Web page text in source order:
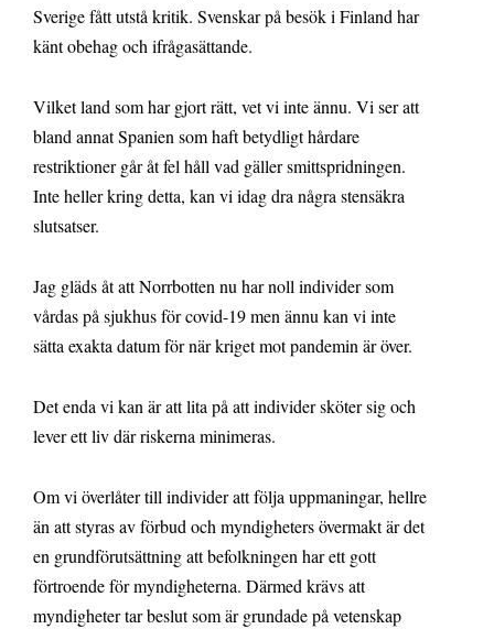
Sverige fått utstå kritik. Svenskar på besök i Finland har
känt obehag och ifrågasättande.
Vilket land som har gjort rätt, vet vi inte ännu. Vi ser att
bland annat Spanien som haft betydligt hårdare
restriktioner går åt fel håll vad gäller smittspridningen.
Inte heller kring detta, kan vi idag dra några stensäkra
slutsatser.
Jag gläds åt att Norrbotten nu har noll individer som
vårdas på sjukhus för covid-19 men ännu kan vi inte
sätta exakta datum för när kriget mot pandemin är över.
Det enda vi kan är att lita på att individer sköter sig och
lever ett liv där riskerna minimeras.
Om vi överlåter till individer att följa uppmaningar, hellre
än att styras av förbud och myndigheters övermakt är det
en grundförutsättning att befolkningen har ett gott
förtroende för myndigheterna. Därmed krävs att
myndigheter tar beslut som är grundade på vetenskap